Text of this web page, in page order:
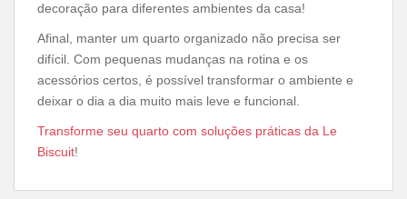
decoração para diferentes ambientes da casa!
Afinal, manter um quarto organizado não precisa ser
difícil. Com pequenas mudanças na rotina e os
acessórios certos, é possível transformar o ambiente e
deixar o dia a dia muito mais leve e funcional.
Transforme seu quarto com soluções práticas da Le
Biscuit!